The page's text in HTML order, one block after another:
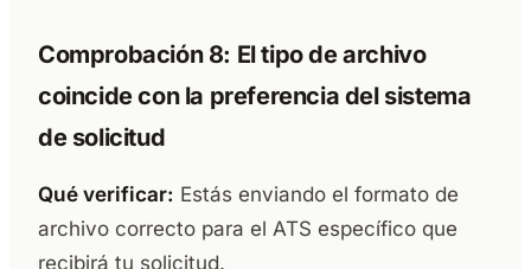
Comprobación 8: El tipo de archivo
coincide con la preferencia del sistema
de solicitud
Qué verificar: Estás enviando el formato de
archivo correcto para el ATS específico que
recibirá tu solicitud.